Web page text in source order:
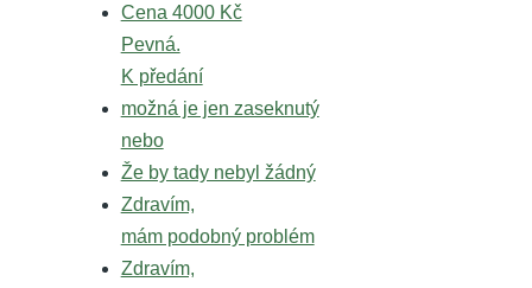
Cena 4000 Kč
Pevná.
K předání
možná je jen zaseknutý
nebo
Že by tady nebyl žádný
Zdravím,
mám podobný problém
Zdravím,